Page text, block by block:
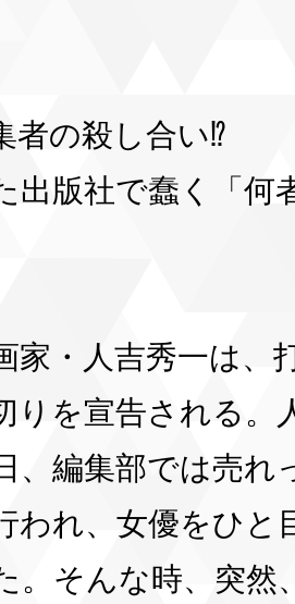
者の殺し合い⁉︎
出版社で蠢く「何
家・人吉秀一は、
りを宣告される。
、編集部では売れ
われ、女優をひと
。そんな時、突然